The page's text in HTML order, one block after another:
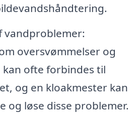
vandproblemer:
oversvømmelser og
ofte forbindes til
og en kloakmester kan
og løse disse problemer.